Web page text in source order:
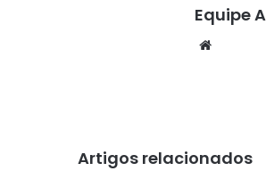
Equipe
Artigos relacionados